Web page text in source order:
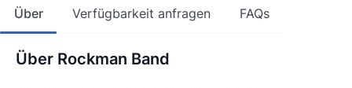
Über Verfügbarkeit anfragen FAQs
Über Rockman Band